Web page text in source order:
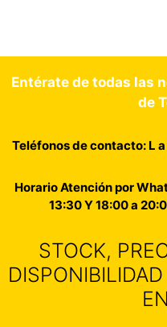
Entérate de todas las
de
Teléfonos de contacto: L a
Horario Atención por
13:30 Y 18:00 a
STOCK,